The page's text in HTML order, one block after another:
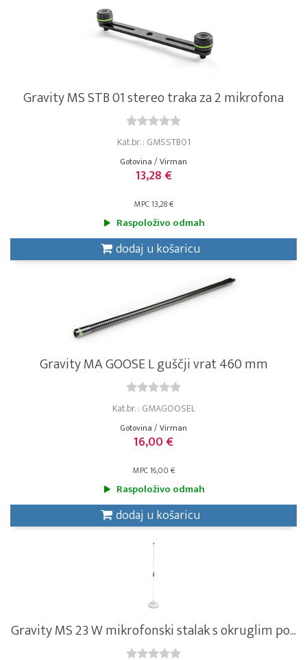
Gravity MS STB 01 stereo traka za 2 mikrofona
Kat.br. : GMSSTB01
Gotovina / Virman
13,28 €
MPC 13,28 €
Raspoloživo odmah
dodaj u košaricu
Gravity MA GOOSE L guščji vrat 460 mm
Kat.br. : GMAGOOSEL
Gotovina / Virman
16,00 €
MPC 16,00 €
Raspoloživo odmah
dodaj u košaricu
Gravity MS 23 W mikrofonski stalak s okruglim po...